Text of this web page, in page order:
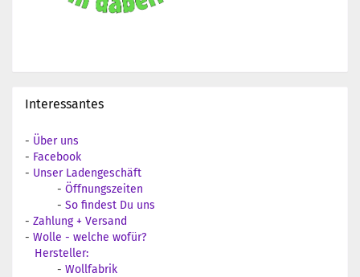
Interessantes
- Über uns
- Facebook
- Unser Ladengeschäft
- Öffnungszeiten
- So findest Du uns
- Zahlung + Versand
- Wolle - welche wofür?
Hersteller:
- Wollfabrik